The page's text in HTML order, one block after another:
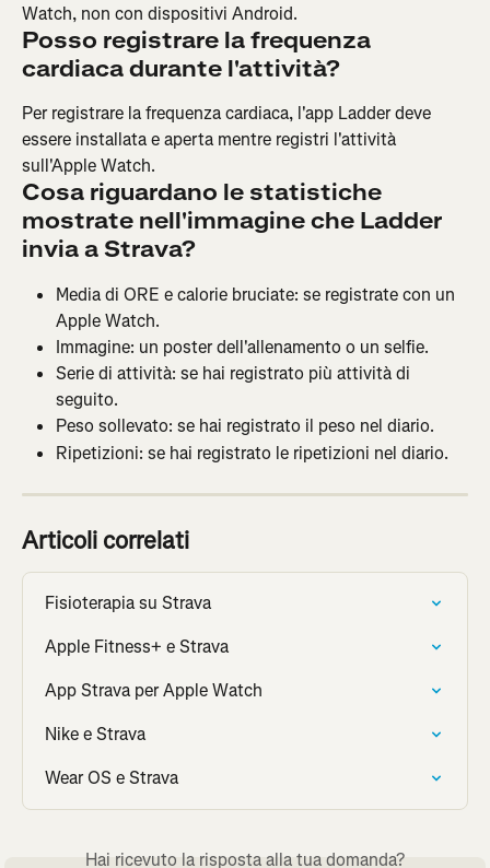
Watch, non con dispositivi Android.
Posso registrare la frequenza
cardiaca durante l'attività?
Per registrare la frequenza cardiaca, l'app Ladder deve
essere installata e aperta mentre registri l'attività
sull'Apple Watch.
Cosa riguardano le statistiche
mostrate nell'immagine che Ladder
invia a Strava?
Media di ORE e calorie bruciate: se registrate con un
Apple Watch.
Immagine: un poster dell'allenamento o un selfie.
Serie di attività: se hai registrato più attività di
seguito.
Peso sollevato: se hai registrato il peso nel diario.
Ripetizioni: se hai registrato le ripetizioni nel diario.
Articoli correlati
Fisioterapia su Strava
Apple Fitness+ e Strava
App Strava per Apple Watch
Nike e Strava
Wear OS e Strava
Hai ricevuto la risposta alla tua domanda?